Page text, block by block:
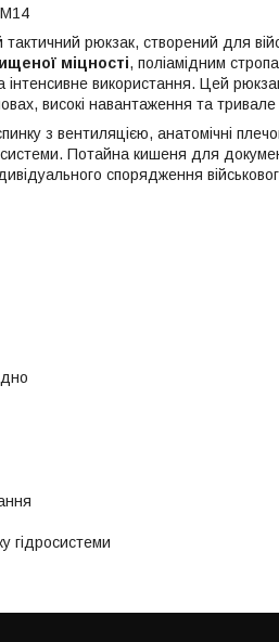
рюкзак, створений для
міцності, поліамідним
використання. Цей
високі навантаження та тривале
з вентиляцією, анатомічні
Потайна кишеня для
спорядження
гідросистеми